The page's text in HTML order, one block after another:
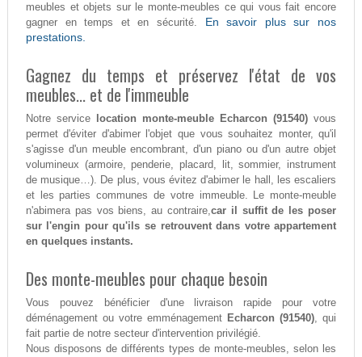
meubles et objets sur le monte-meubles ce qui vous fait encore
gagner en temps et en sécurité. En savoir plus sur nos
prestations.
Gagnez du temps et préservez l'état de vos
meubles... et de l'immeuble
Notre service location monte-meuble Echarcon (91540) vous
permet d'éviter d'abimer l'objet que vous souhaitez monter, qu'il
s'agisse d'un meuble encombrant, d'un piano ou d'un autre objet
volumineux (armoire, penderie, placard, lit, sommier, instrument
de musique…). De plus, vous évitez d'abimer le hall, les escaliers
et les parties communes de votre immeuble. Le monte-meuble
n'abimera pas vos biens, au contraire,car il suffit de les poser
sur l'engin pour qu'ils se retrouvent dans votre appartement
en quelques instants.
Des monte-meubles pour chaque besoin
Vous pouvez bénéficier d'une livraison rapide pour votre
déménagement ou votre emménagement Echarcon (91540), qui
fait partie de notre secteur d'intervention privilégié.
Nous disposons de différents types de monte-meubles, selon les